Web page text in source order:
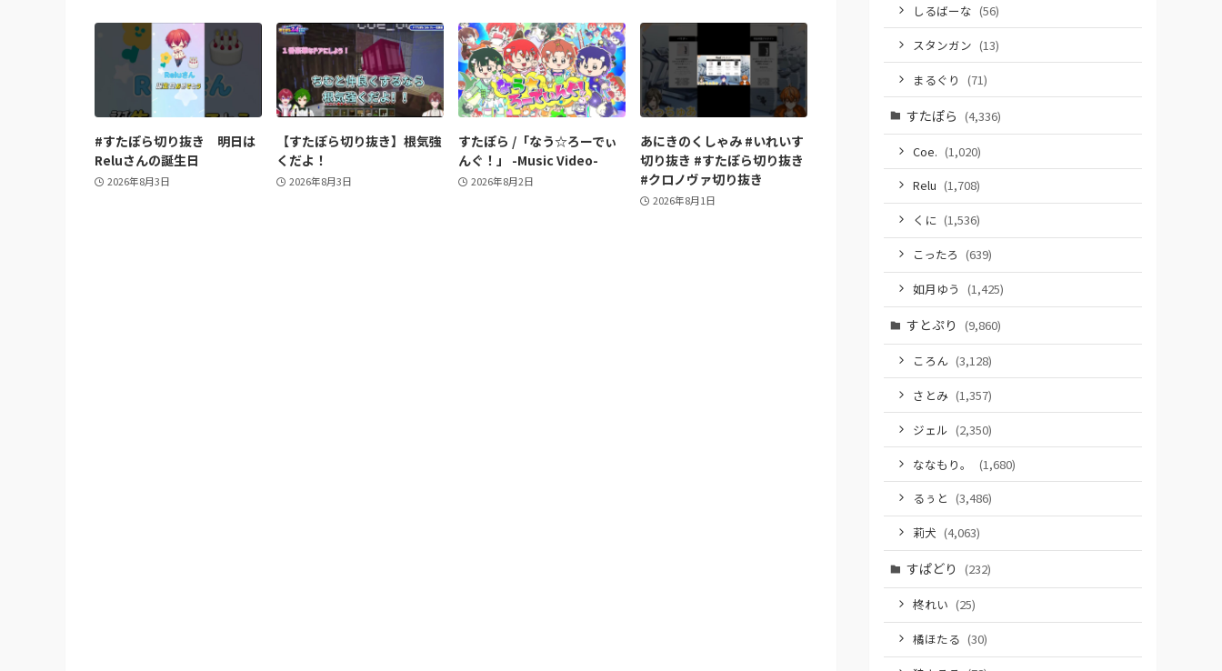
#すたぽら切り抜き 明日は
Reluさんの誕生日
2026年8月3日
【すたぽら切り抜き】根気強
くだよ！
2026年8月3日
すたぽら /「なう☆ろーでぃ
んぐ！」 -Music Video-
2026年8月2日
あにきのくしゃみ #いれいす
切り抜き #すたぽら切り抜き
#クロノヴァ切り抜き
2026年8月1日
しるばーな (56)
スタンガン (13)
まるぐり (71)
すたぽら (4,336)
Coe. (1,020)
Relu (1,708)
くに (1,536)
こったろ (639)
如月ゆう (1,425)
すとぷり (9,860)
ころん (3,128)
さとみ (1,357)
ジェル (2,350)
ななもり。
(1,680)
るぅと (3,486)
莉犬 (4,063)
すぱどり (232)
柊れい (25)
橘ほたる (30)